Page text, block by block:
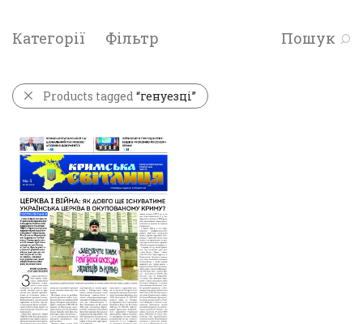
Категорії Фільтр Пошук
Products tagged“генуезці”